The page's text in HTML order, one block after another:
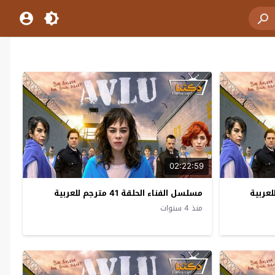
02:22:59
مسلسل الفناء الحلقة 41 مترجم للعربية
منذ 4 سنوات